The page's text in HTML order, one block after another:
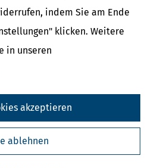
indem Sie am Ende
klicken. Weitere
in unseren
ablehnen
akzeptieren
Suchen